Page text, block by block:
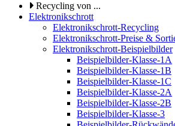
Recycling von ...
Elektronikschrott
Elektronikschrott-Recycling
Elektronikschrott-Preise &
Elektronikschrott-Beispielbilder
Beispielbilder-Klasse-1A
Beispielbilder-Klasse-1B
Beispielbilder-Klasse-1C
Beispielbilder-Klasse-2A
Beispielbilder-Klasse-2B
Beispielbilder-Klasse-3